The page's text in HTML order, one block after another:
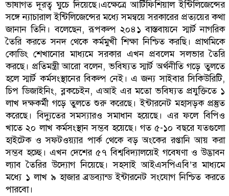
ভাষাগত দূরত্ব ঘুচে দিয়েছে।এক্ষেত্রে আর্টিফিশিয়াল ইন্টিলিজেন্সের
সঙ্গে ন্যাচারাল ইন্টিলিজেন্সের মধ্যে সমন্বয়ে সরকারের প্রত্যয়ের কথা
জানান তিনি। বলেছেন, রূপকল্প ২০৪১ বাস্তবায়নে স্মার্ট নাগরিক
তৈরি করতে সনদ থেকে কর্মমুখী শিক্ষা নিশ্চিত করছি। প্রাথমিকে
কোডিং শেখানোর মাধ্যমে সরকার এখন প্রবলেম সলভার তৈরি
করছে। প্রতিমন্ত্রী আরো বলেন, ভবিষ্যত স্মার্ট অর্থনীতি গড়ে তুলতে
হলে স্মার্ট কর্মসংস্থানের বিকল্প নেই। এ জন্য সাইবার সিকিউরিটি,
চিপ ডিজাইনিং, ব্লকচেইন, এআই এর মতো ভবিষ্যত প্রযুক্তিতে ১
লাখ দক্ষকর্মী গড়ে তুলতে শুরু করেছে। ইন্টারনেট মহাসড়ক প্রস্তুত
করেছে। বিদ্যুতের সমস্যারও সমাধান হয়েছে। এর ফলে বিপিও
খাতে ২০ লাখ কর্মসংস্থান সম্ভব হয়েছে। গত ৫-১০ বছরে যতগুলো
হাইটেক ও সফটওয়্যার পার্ক থেকে বড় অংকের রপ্তানি আয় করা
সম্ভব হচ্ছে। এখন দেশের ৫৭ বিশ্ববিদ্যালয়েই গবেষণা ও উদ্ভাবন
ল্যাব তৈরির উদ্যোগ নিয়েছে। সহসাই আইএসপিএবি’র মাধ্যমে
মধ্যে ১ লাখ ৯ হাজার ব্রডব্যান্ড ইন্টারনেট সংযোগ নিশ্চিত করতে
পারবো।